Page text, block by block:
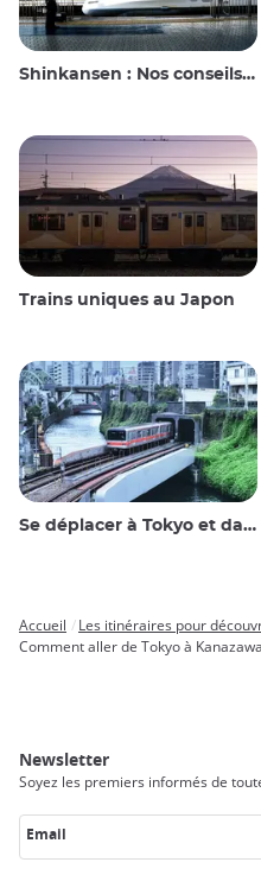
Shinkansen : Nos conseils de voyage pour le train à grande vitesse japonais
Trains uniques au Japon
Se déplacer à Tokyo et dans les environs
Breadcrumb
Accueil
Les itinéraires pour
Comment aller de Tokyo à Kanazawa
Newsletter
Soyez les premiers informés de
Email